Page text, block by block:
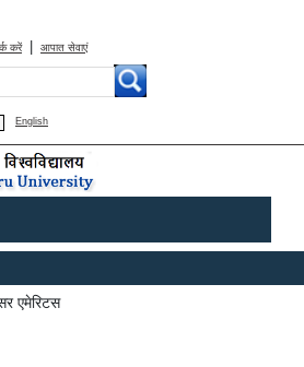
करें | आपात सेवाएं
English
एमेरिटस